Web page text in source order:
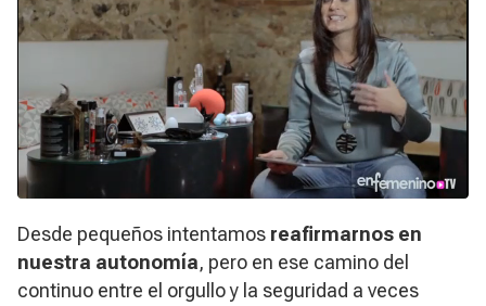
Desde pequeños intentamos reafirmarnos en
nuestra autonomía, pero en ese camino del
continuo entre el orgullo y la seguridad a veces